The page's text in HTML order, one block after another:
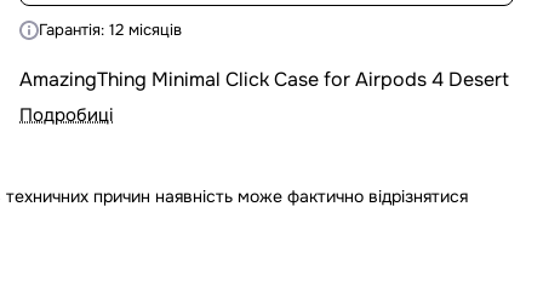
Гарантія: 12 місяців
AmazingThing Minimal Click Case for Airpods 4 Desert
Подробиці
техничних причин наявність може фактично відрізнятися